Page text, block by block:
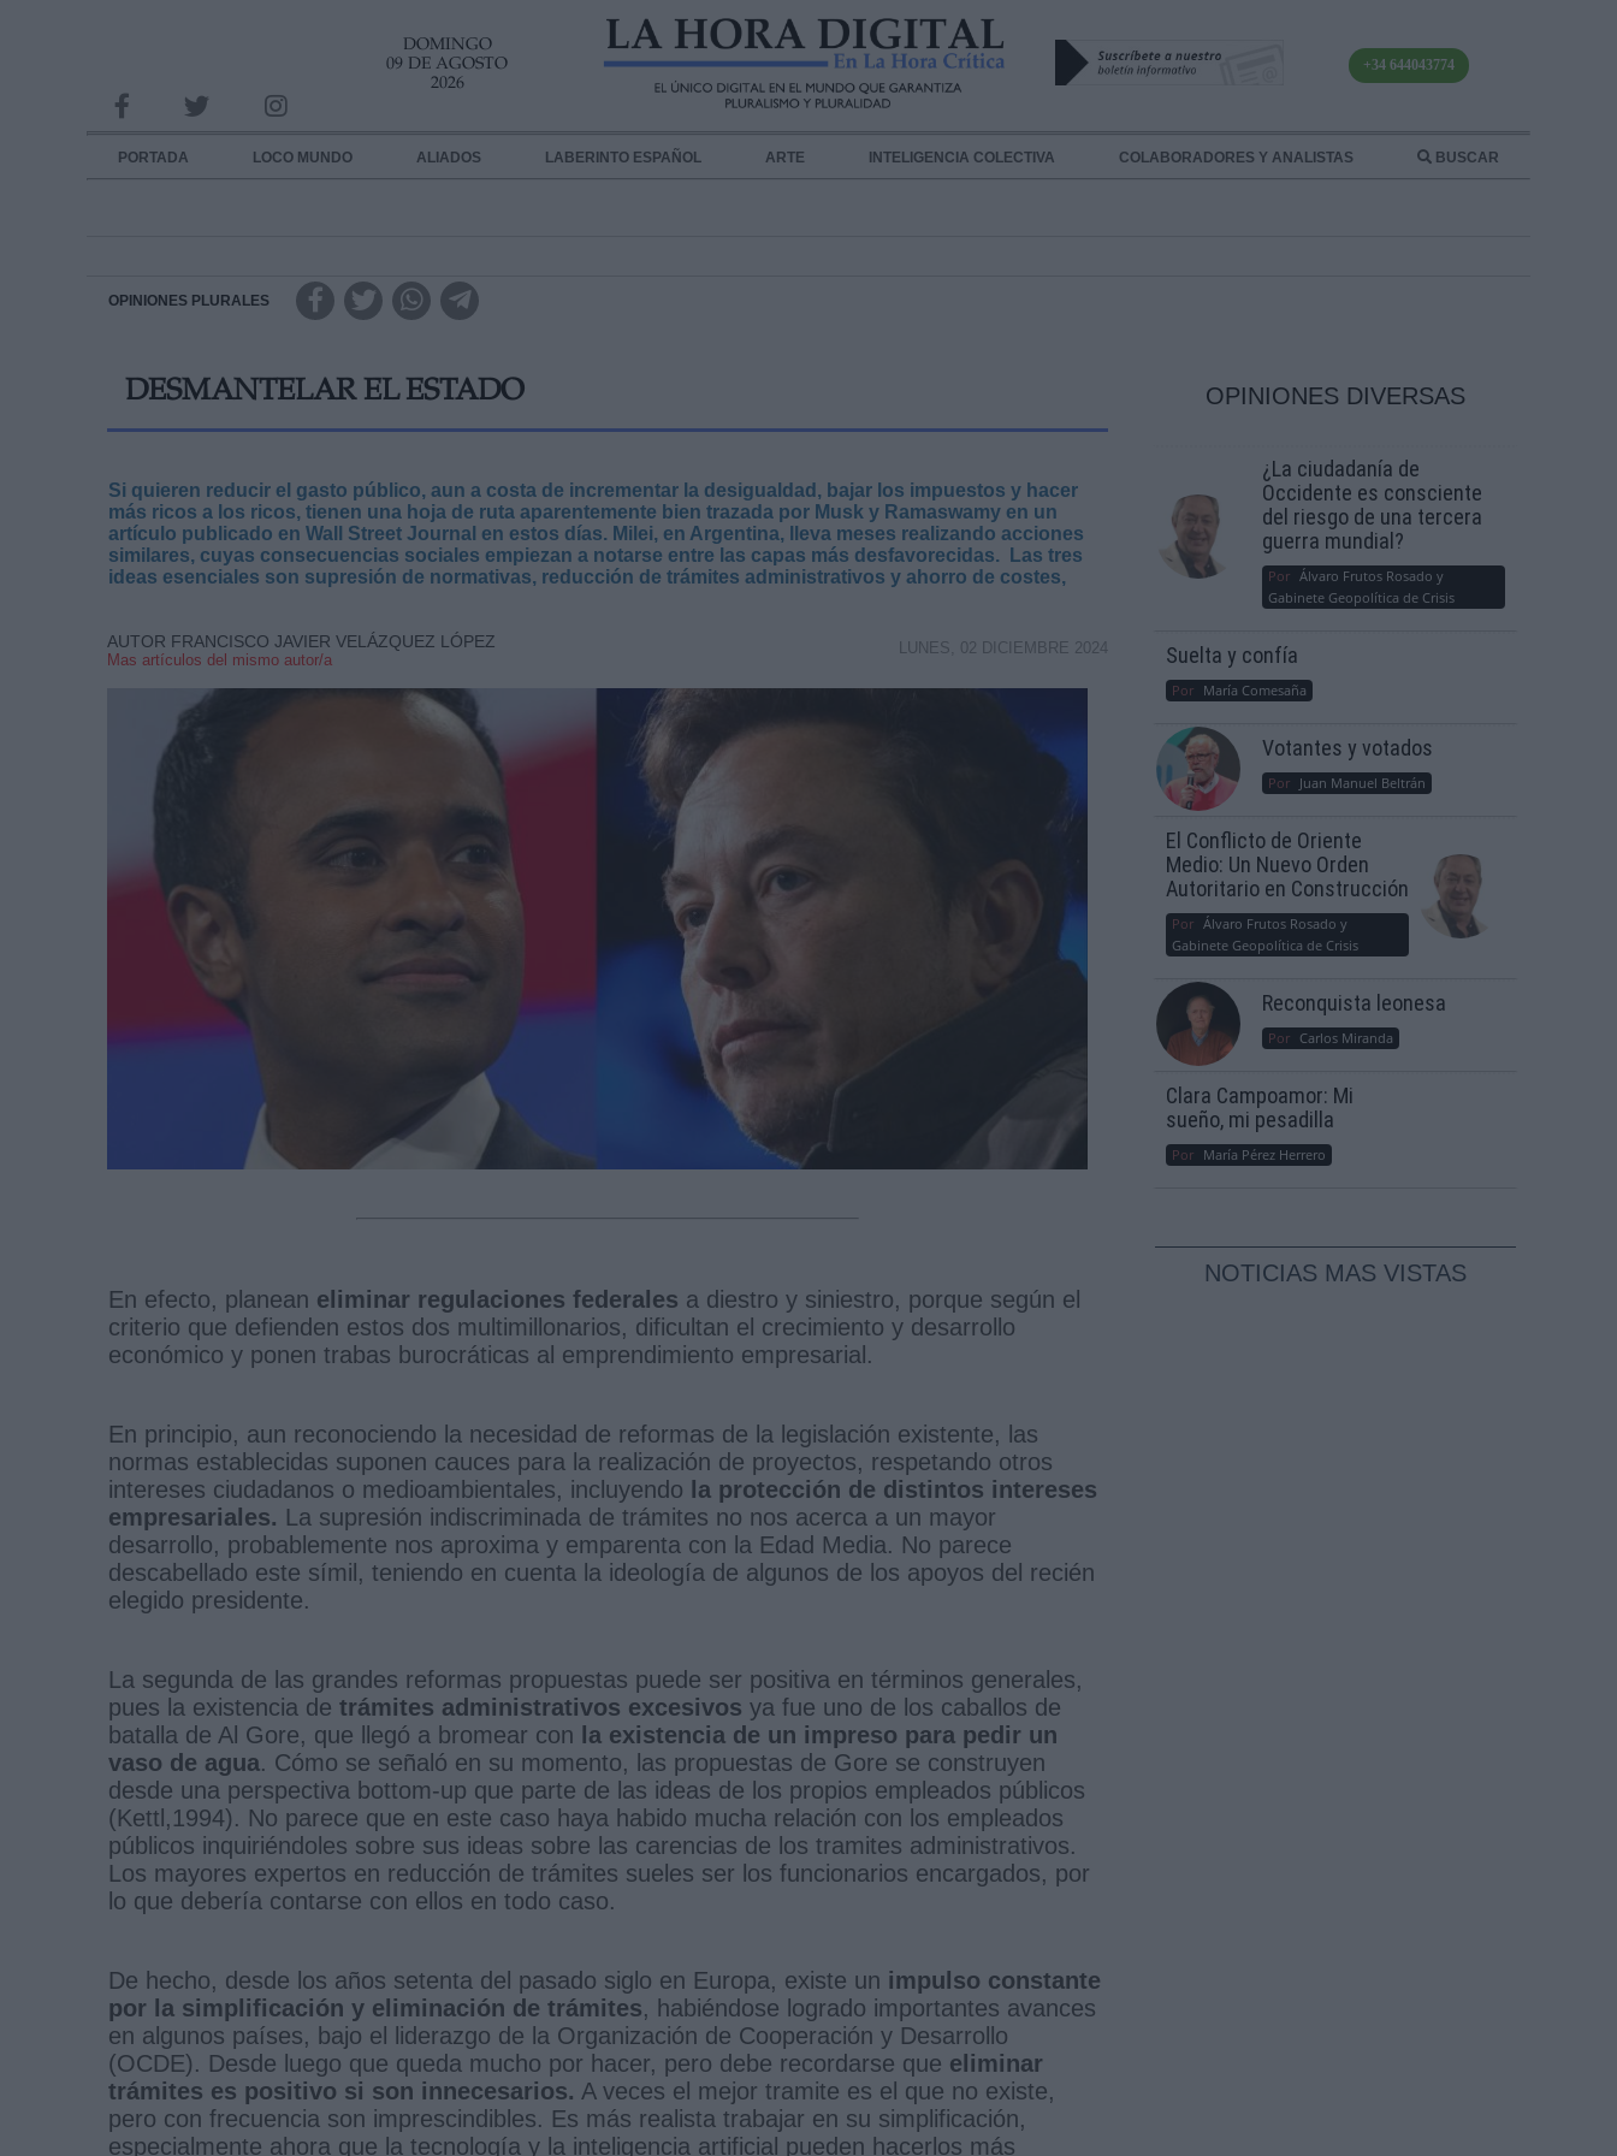
DOMINGO
09 DE AGOSTO
2026
+34 644043774
PORTADA LOCO MUNDO ALIADOS LABERINTO ESPAÑOL ARTE INTELIGENCIA COLECTIVA COLABORADORES Y ANALISTAS BUSCAR
OPINIONES PLURALES
DESMANTELAR EL ESTADO
Si quieren reducir el gasto público, aun a costa de incrementar la desigualdad, bajar los impuestos y hacer
más ricos a los ricos, tienen una hoja de ruta aparentemente bien trazada por Musk y Ramaswamy en un
artículo publicado en Wall Street Journal en estos días. Milei, en Argentina, lleva meses realizando acciones
similares, cuyas consecuencias sociales empiezan a notarse entre las capas más desfavorecidas. Las tres
ideas esenciales son supresión de normativas, reducción de trámites administrativos y ahorro de costes,
AUTOR FRANCISCO JAVIER VELÁZQUEZ LÓPEZ
Mas artículos del mismo autor/a
LUNES, 02 DICIEMBRE 2024
En efecto, planean eliminar regulaciones federales a diestro y siniestro, porque según el
criterio que defienden estos dos multimillonarios, dificultan el crecimiento y desarrollo
económico y ponen trabas burocráticas al emprendimiento empresarial.
En principio, aun reconociendo la necesidad de reformas de la legislación existente, las
normas establecidas suponen cauces para la realización de proyectos, respetando otros
intereses ciudadanos o medioambientales, incluyendo la protección de distintos intereses
empresariales. La supresión indiscriminada de trámites no nos acerca a un mayor
desarrollo, probablemente nos aproxima y emparenta con la Edad Media. No parece
descabellado este símil, teniendo en cuenta la ideología de algunos de los apoyos del recién
elegido presidente.
La segunda de las grandes reformas propuestas puede ser positiva en términos generales,
pues la existencia de trámites administrativos excesivos ya fue uno de los caballos de
batalla de Al Gore, que llegó a bromear con la existencia de un impreso para pedir un
vaso de agua. Cómo se señaló en su momento, las propuestas de Gore se construyen
desde una perspectiva bottom-up que parte de las ideas de los propios empleados públicos
(Kettl,1994). No parece que en este caso haya habido mucha relación con los empleados
públicos inquiriéndoles sobre sus ideas sobre las carencias de los tramites administrativos.
Los mayores expertos en reducción de trámites sueles ser los funcionarios encargados, por
lo que debería contarse con ellos en todo caso.
De hecho, desde los años setenta del pasado siglo en Europa, existe un impulso constante
por la simplificación y eliminación de trámites, habiéndose logrado importantes avances
en algunos países, bajo el liderazgo de la Organización de Cooperación y Desarrollo
(OCDE). Desde luego que queda mucho por hacer, pero debe recordarse que eliminar
trámites es positivo si son innecesarios. A veces el mejor tramite es el que no existe,
pero con frecuencia son imprescindibles. Es más realista trabajar en su simplificación,
especialmente ahora que la tecnología y la inteligencia artificial pueden hacerlos más
OPINIONES DIVERSAS
¿La ciudadanía de
Occidente es consciente
del riesgo de una tercera
guerra mundial?
Por Álvaro Frutos Rosado y
Gabinete Geopolítica de Crisis
Suelta y confía
Por María Comesaña
Votantes y votados
Por Juan Manuel Beltrán
El Conflicto de Oriente
Medio: Un Nuevo Orden
Autoritario en Construcción
Por Álvaro Frutos Rosado y
Gabinete Geopolítica de Crisis
Reconquista leonesa
Por Carlos Miranda
Clara Campoamor: Mi
sueño, mi pesadilla
Por María Pérez Herrero
NOTICIAS MAS VISTAS
INFORMACION SOBRE LA PROTECCIÓN DE TUS DATOS
Responsable:
Destinatarios:
link
Información adicional
link